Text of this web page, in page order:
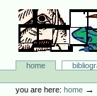
content.
navigation
Sectionshome
tools
you are here: home →